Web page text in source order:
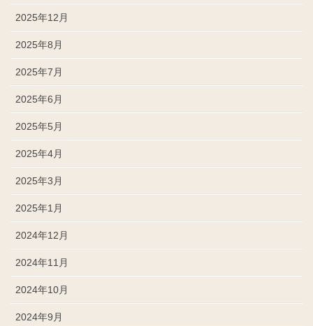
2025年12月
2025年8月
2025年7月
2025年6月
2025年5月
2025年4月
2025年3月
2025年1月
2024年12月
2024年11月
2024年10月
2024年9月